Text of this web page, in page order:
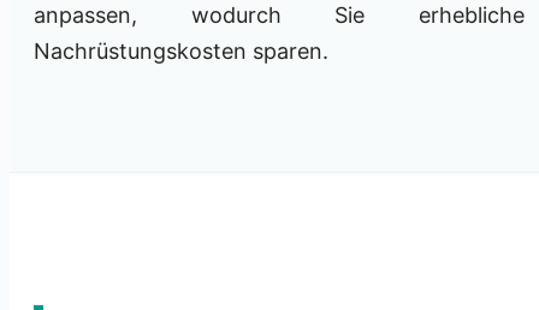
anpassen, wodurch Sie erhebliche
Nachrüstungskosten sparen.